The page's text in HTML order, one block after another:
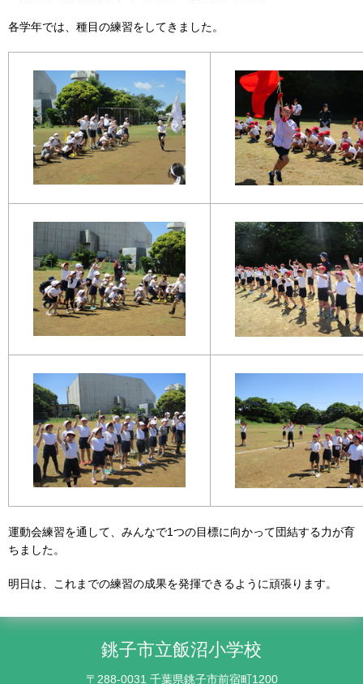
各学年では、種目の練習をしてきました。
運動会練習を通して、みんなで1つの目標に向かって団結する力が育
ちました。
明日は、これまでの練習の成果を発揮できるように頑張ります。
銚子市立飯沼小学校
〒288-0031 千葉県銚子市前宿町1200